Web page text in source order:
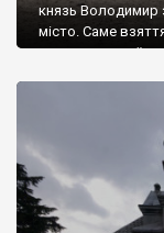
князь Володимир
місто. Саме
диктувати свої
Херсонесі
А потім було